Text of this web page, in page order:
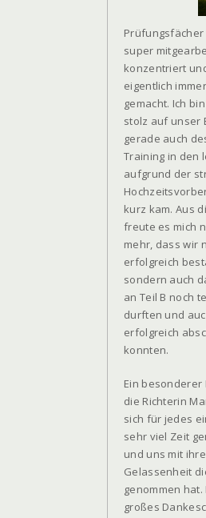
super
konzentriert
eigentlich
gemacht. Ich
stolz auf unser
gerade auch
Training in den
aufgrund der
kurz kam. Aus
freute es mich
mehr, dass wir
erfolgreich
sondern auch
an Teil B noch
durften und
erfolgreich
konnten.
Ein besonderer
die Richterin
sich für jedes
sehr viel Zeit
und uns mit
Gelassenheit
genommen
großes